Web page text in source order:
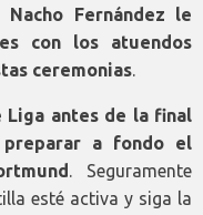
Nacho Fernández le
con los atuendos
ceremonias.
Liga antes de la final
preparar a fondo el
. Seguramente
esté activa y siga la